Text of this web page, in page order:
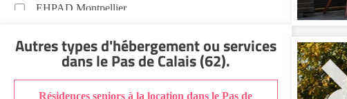
EHPAD Montpellier
EHPAD Nice
EHPAD Paris
Autres types d'hébergement ou services
dans le Pas de Calais (62).
Résidences seniors à la location dans le Pas de